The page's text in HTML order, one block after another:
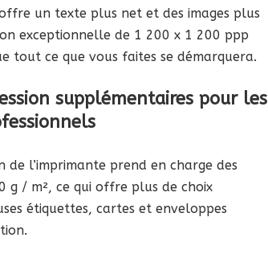
offre un texte plus net et des images plus
exceptionnelle de 1 200 x 1 200 ppp
tout ce que vous faites se démarquera.
supplémentaires pour les
de l’imprimante prend en charge des
g / m², ce qui offre plus de choix
étiquettes, cartes et enveloppes